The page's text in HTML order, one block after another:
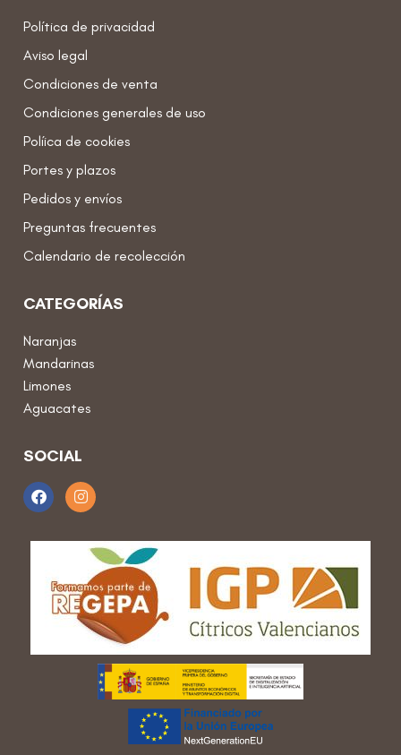
Política de privacidad
Aviso legal
Condiciones de venta
Condiciones generales de uso
Políica de cookies
Portes y plazos
Pedidos y envíos
Preguntas frecuentes
Calendario de recolección
CATEGORÍAS
Naranjas
Mandarinas
Limones
Aguacates
SOCIAL